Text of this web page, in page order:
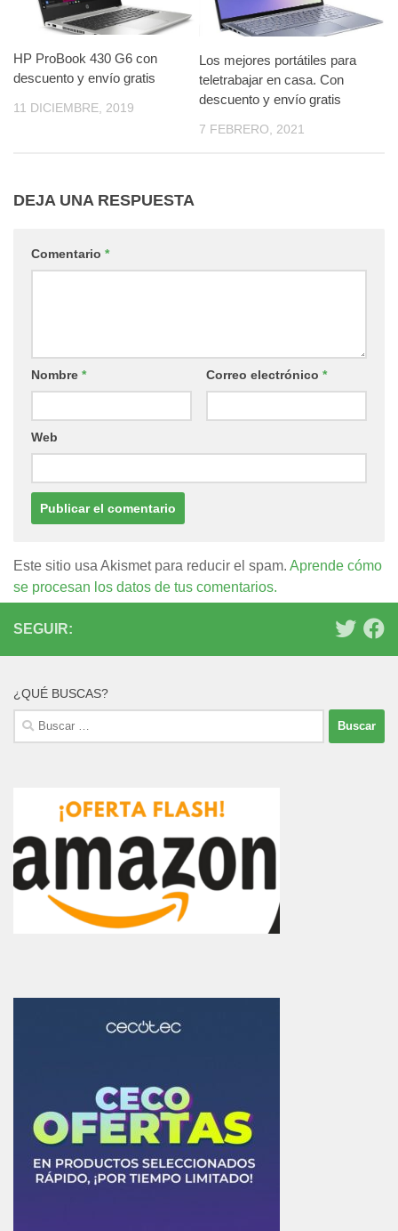
HP ProBook 430 G6 con
descuento y envío gratis
11 DICIEMBRE, 2019
Los mejores portátiles para
teletrabajar en casa. Con
descuento y envío gratis
7 FEBRERO, 2021
DEJA UNA RESPUESTA
Comentario *
Nombre * Correo electrónico *
Web
Este sitio usa Akismet para reducir el spam. Aprende cómo
se procesan los datos de tus comentarios.
SEGUIR:
¿QUÉ BUSCAS?
Buscar: